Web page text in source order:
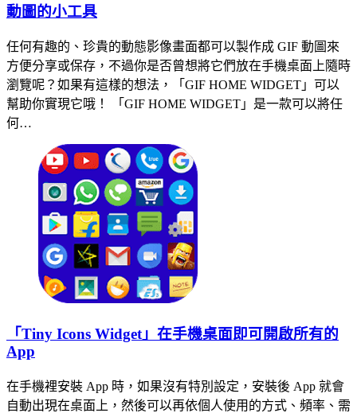
動圖的小工具
任何有趣的、珍貴的動態影像畫面都可以製作成 GIF 動圖來
方便分享或保存，不過你是否曾想將它們放在手機桌面上隨時
瀏覽呢？如果有這樣的想法，「GIF HOME WIDGET」可以
幫助你實現它哦！ 「GIF HOME WIDGET」是一款可以將任
何…
「Tiny Icons Widget」在手機桌面即可開啟所有的
App
在手機裡安裝 App 時，如果沒有特別設定，安裝後 App 就會
自動出現在桌面上，然後可以再依個人使用的方式、頻率、需